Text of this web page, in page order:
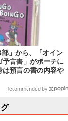
部」から、「オイン
予言書」がポーチに
は預言の書の内容や
インをプリント
Recommended by